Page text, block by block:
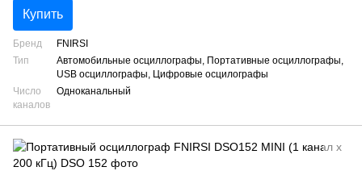
Купить
Бренд
FNIRSI
Тип
Автомобильные осциллографы, Портативные осциллографы,
USB осциллографы, Цифровые осцилографы
Число
каналов
Одноканальный